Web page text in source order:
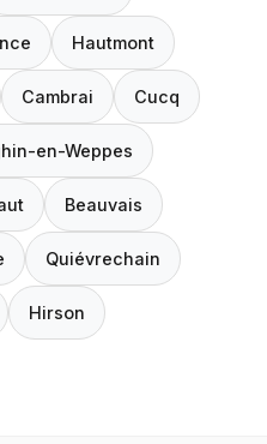
Hautmont
Cambrai Cucq
en-Weppes
Beauvais
Quiévrechain
Hirson